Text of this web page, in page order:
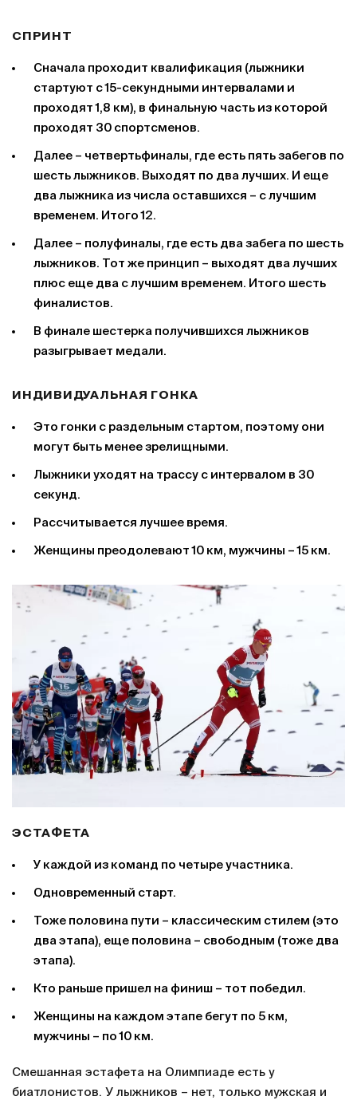
СПРИНТ
Сначала проходит квалификация (лыжники
стартуют с 15-секундными интервалами и
проходят 1,8 км), в финальную часть из которой
проходят 30 спортсменов.
Далее – четвертьфиналы, где есть пять забегов по
шесть лыжников. Выходят по два лучших. И еще
два лыжника из числа оставшихся – с лучшим
временем. Итого 12.
Далее – полуфиналы, где есть два забега по шесть
лыжников. Тот же принцип – выходят два лучших
плюс еще два с лучшим временем. Итого шесть
финалистов.
В финале шестерка получившихся лыжников
разыгрывает медали.
ИНДИВИДУАЛЬНАЯ ГОНКА
Это гонки с раздельным стартом, поэтому они
могут быть менее зрелищными.
Лыжники уходят на трассу с интервалом в 30
секунд.
Рассчитывается лучшее время.
Женщины преодолевают 10 км, мужчины – 15 км.
ЭСТАФЕТА
У каждой из команд по четыре участника.
Одновременный старт.
Тоже половина пути – классическим стилем (это
два этапа), еще половина – свободным (тоже два
этапа).
Кто раньше пришел на финиш – тот победил.
Женщины на каждом этапе бегут по 5 км,
мужчины – по 10 км.
Смешанная эстафета на Олимпиаде есть у
биатлонистов. У лыжников – нет, только мужская и